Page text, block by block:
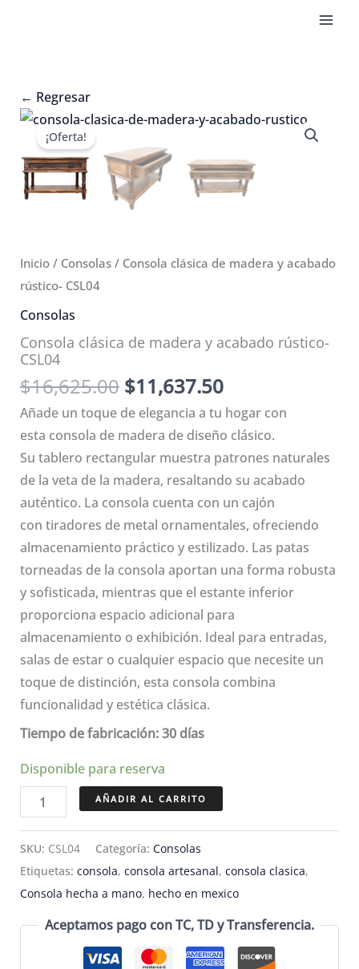
← Regresar
¡Oferta!
Inicio/ Consolas/ Consola clásica de madera y acabado
rústico- CSL04
Consolas
Consola clásica de madera y acabado rústico-
CSL04
$16,625.00 El
precio
original
era:
$16,625.00.
$11,637.50El
precio
actual
es:
$11,637.50.
Añade un toque de elegancia a tu hogar con
esta consola de madera de diseño clásico.
Su tablero rectangular muestra patrones naturales
de la veta de la madera, resaltando su acabado
auténtico. La consola cuenta con un cajón
con tiradores de metal ornamentales, ofreciendo
almacenamiento práctico y estilizado. Las patas
torneadas de la consola aportan una forma robusta
y sofisticada, mientras que el estante inferior
proporciona espacio adicional para
almacenamiento o exhibición. Ideal para entradas,
salas de estar o cualquier espacio que necesite un
toque de distinción, esta consola combina
funcionalidad y estética clásica.
Tiempo de fabricación: 30 días
Disponible para reserva
Consola
clásica
de
madera
y
rústico-
AÑADIR AL CARRITO
SKU: CSL04 Categoría: Consolas
Etiquetas: consola, consola artesanal, consola clasica,
Consola hecha a mano, hecho en mexico
Aceptamos pago con TC, TD y Transferencia.